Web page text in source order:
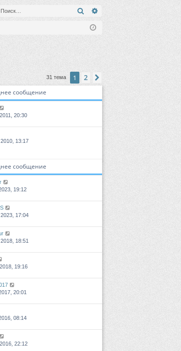
Поиск
31 тема 1 2
сообщение
20:30
13:17
сообщение
19:12
17:04
18:51
19:16
20:01
08:14
22:12